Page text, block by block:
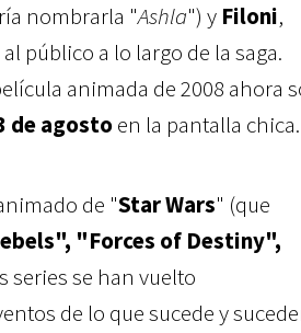
nombrarla "Ashla") y Filoni,
público a lo largo de la saga.
animada de 2008 ahora
de agostoen la pantalla chica.
de "Star Wars" (que
"Forces of Destiny",
series se han vuelto
de lo que sucede y